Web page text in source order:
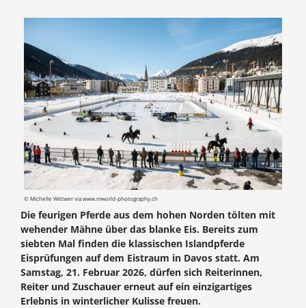
© Michelle Wittwer via www.mworld-photography.ch
Die feurigen Pferde aus dem hohen Norden tölten mit
wehender Mähne über das blanke Eis. Bereits zum
siebten Mal finden die klassischen Islandpferde
Eisprüfungen auf dem Eistraum in Davos statt. Am
Samstag, 21. Februar 2026, dürfen sich Reiterinnen,
Reiter und Zuschauer erneut auf ein einzigartiges
Erlebnis in winterlicher Kulisse freuen.